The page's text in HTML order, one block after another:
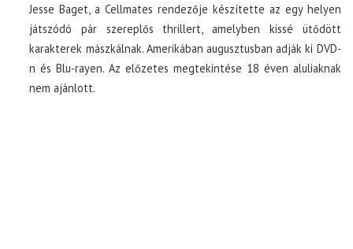
Jesse Baget, a Cellmates rendezője készítette az egy helyen
játszódó pár szereplős thrillert, amelyben kissé ütődött
karakterek mászkálnak. Amerikában augusztusban adják ki DVD-
n és Blu-rayen. Az előzetes megtekintése 18 éven aluliaknak
nem ajánlott.